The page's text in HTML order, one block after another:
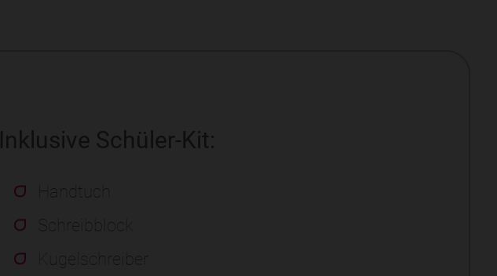
Inklusive Schüler-Kit:
Handtuch
Schreibblock
Kugelschreiber